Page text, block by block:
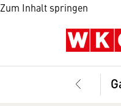
Zum Inhalt springen